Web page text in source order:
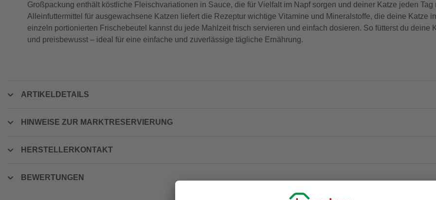
Großpackung enthält köstliche Fleischvariationen in Sauce, die für Vielfalt im Napf sorgen und deiner Katze jeden
Alleinfuttermittel für ausgewachsene Katzen liefert die Rezeptur wichtige Vitamine und Mineralstoffe, die deine Katze
einzeln portionierten Frischebeutel kannst du jede Mahlzeit frisch servieren und einfach dosieren. So fütterst du deine
und preisbewusst – ideal für eine einfache und zuverlässige tägliche Ernährung.
ARTIKELDETAILS
HINWEISE ZUR MARKTRESERVIERUNG
HERSTELLERKONTAKT
BEWERTUNGEN